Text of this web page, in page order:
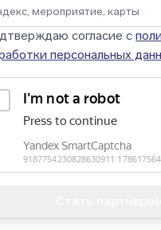
согласие с
персональных